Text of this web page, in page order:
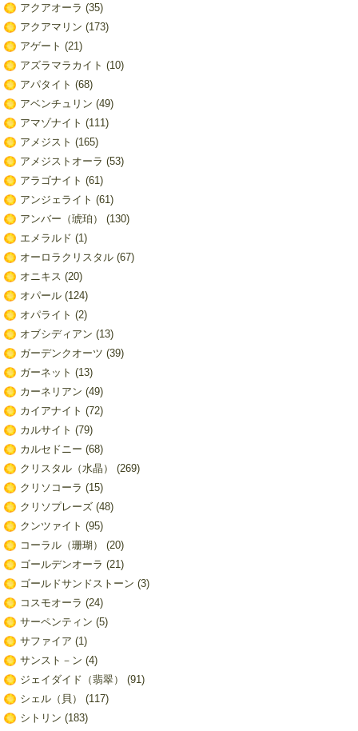
アクアオーラ (35)
アクアマリン (173)
アゲート (21)
アズラマラカイト (10)
アパタイト (68)
アベンチュリン (49)
アマゾナイト (111)
アメジスト (165)
アメジストオーラ (53)
アラゴナイト (61)
アンジェライト (61)
アンバー（琥珀）
(130)
エメラルド (1)
オーロラクリスタル(67)
オニキス (20)
オパール(124)
オパライト (2)
オブシディアン (13)
ガーデンクオーツ (39)
ガーネット (13)
カーネリアン (49)
カイアナイト (72)
カルサイト (79)
カルセドニー (68)
クリスタル（水晶）
(269)
クリソコーラ (15)
クリソプレーズ(48)
クンツァイト (95)
コーラル（珊瑚）
(20)
ゴールデンオーラ (21)
ゴールドサンドストーン (3)
コスモオーラ (24)
サーペンティン (5)
サファイア (1)
サンスト－ン (4)
ジェイダイド（翡翠）
(91)
シェル（貝）
(117)
シトリン (183)